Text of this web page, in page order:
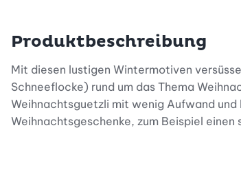
Produktbeschreibung
Mit diesen lustigen Wintermotiven
Schneeflocke) rund um das Thema
Weihnachtsguetzli mit wenig Aufwand
Weihnachtsgeschenke, zum Beispiel